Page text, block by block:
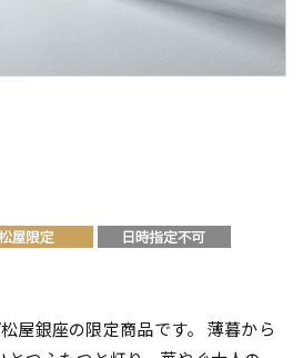
屋銀座の限定商品です。 薄暮から